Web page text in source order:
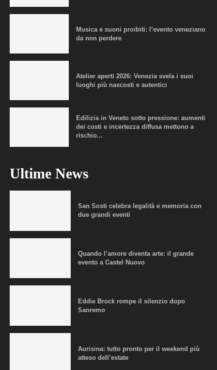
Musica e suoni proibiti: l’evento veneziano
da non perdere
Atelier aperti 2026: Venezia svela i suoi
luoghi più nascosti e autentici
Edilizia in Veneto sotto pressione: aumenti
dei costi e incertezza diffusa mettono a
rischio...
Ultime News
San Sosti celebra legalità e memoria con
due grandi eventi
Quando l’amore diventa arte: il grande
evento a Castel Nuovo
Eddie Brock rompe il silenzio dopo
Sanremo
Aurisina: tutto pronto per il weekend più
atteso dell’estate